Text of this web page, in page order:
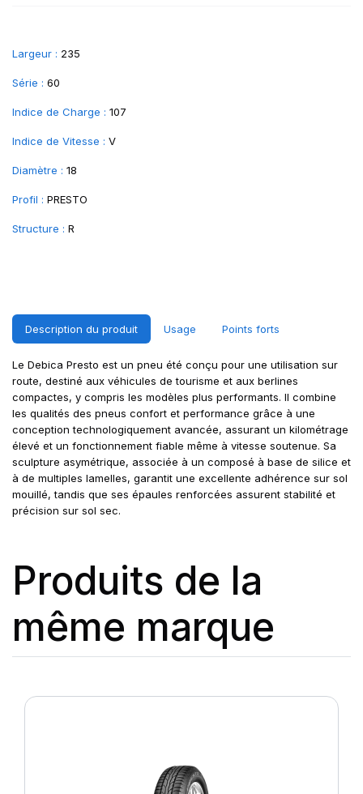
Largeur : 235
Série : 60
Indice de Charge : 107
Indice de Vitesse : V
Diamètre : 18
Profil : PRESTO
Structure : R
Description du produit Usage Points forts
Le Debica Presto est un pneu été conçu pour une utilisation sur
route, destiné aux véhicules de tourisme et aux berlines
compactes, y compris les modèles plus performants. Il combine
les qualités des pneus confort et performance grâce à une
conception technologiquement avancée, assurant un kilométrage
élevé et un fonctionnement fiable même à vitesse soutenue. Sa
sculpture asymétrique, associée à un composé à base de silice et
à de multiples lamelles, garantit une excellente adhérence sur sol
mouillé, tandis que ses épaules renforcées assurent stabilité et
précision sur sol sec.
Produits de la
même marque